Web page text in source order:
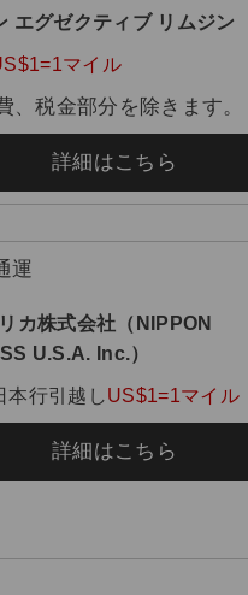
エグゼクティブ リムジン
マイル
、税金部分を除きます。
詳細はこちら
カ株式会社（NIPPON
U.S.A. Inc.）
本行引越しUS$1=1マイル
詳細はこちら